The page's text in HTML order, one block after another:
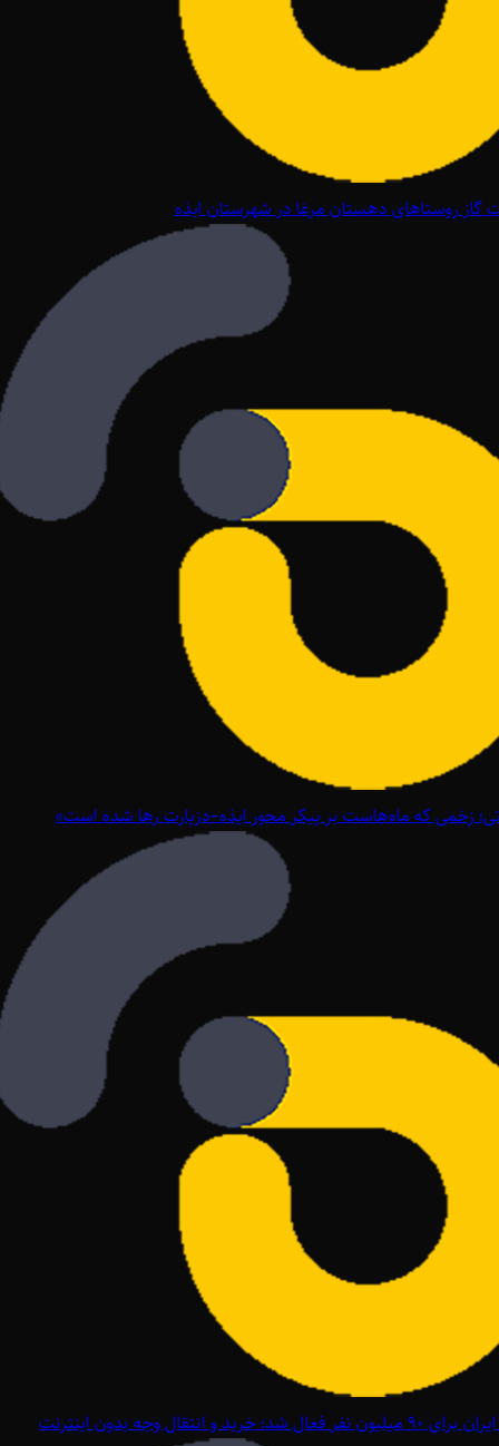
روستاهای دهستان مرغا در شهرستان ایذه
زخمی که ماه‌هاست بر پیکر محور ایذه–دزپارت رها شده است»
خرید و انتقال وجه بدون اینترنت